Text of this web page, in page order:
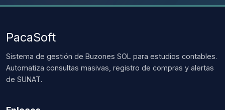
PacaSoft
Sistema de gestión de Buzones SOL para estudios contables.
Automatiza consultas masivas, registro de compras y alertas
de SUNAT.